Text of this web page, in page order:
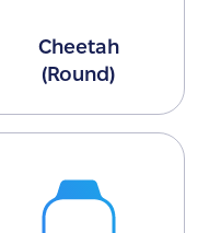
Cheetah
(Round)